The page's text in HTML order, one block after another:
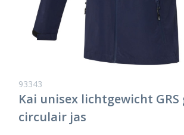
93343
Kai unisex lichtgewicht GRS
circulair jas